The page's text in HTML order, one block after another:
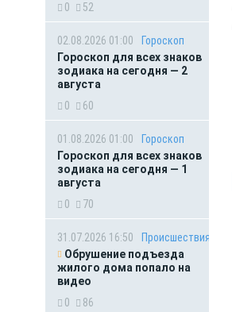
0
52
02.08.2026 01:00
Гороскоп
Гороскоп для всех знаков
зодиака на сегодня — 2
августа
0
60
01.08.2026 01:00
Гороскоп
Гороскоп для всех знаков
зодиака на сегодня — 1
августа
0
70
31.07.2026 16:50
Происшествия
Обрушение подъезда
жилого дома попало на
видео
0
86